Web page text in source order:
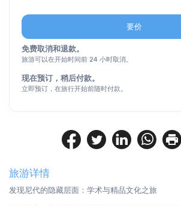
旅游详情
发现尼代的隐藏层面：学术与精品文化之旅
要价
免费取消和退款。
旅游可以在开始时间前 24 小时取消。
现在预订，稍后付款。
立即预订，在旅行开始前随时付款。